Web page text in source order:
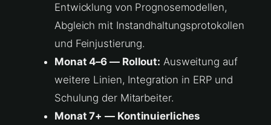
Entwicklung von Prognosemodellen,
Abgleich mit Instandhaltungsprotokollen
und Feinjustierung.
Monat 4–6 — Rollout: Ausweitung auf
weitere Linien, Integration in ERP und
Schulung der Mitarbeiter.
Monat 7+ — Kontinuierliches